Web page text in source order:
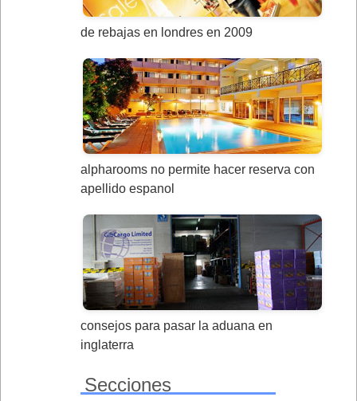
de rebajas en londres en 2009
alpharooms no permite hacer reserva con
apellido espanol
consejos para pasar la aduana en
inglaterra
Secciones